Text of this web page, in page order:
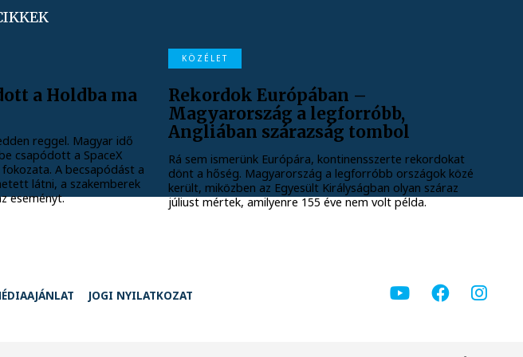
a Holdba ma
reggel. Magyar idő
csapódott a SpaceX
A becsapódást a
látni, a szakemberek
eseményt.
KÖZÉLET
Rekordok Európában –
Magyarország a legforróbb,
Angliában szárazság tombol
Rá sem ismerünk Európára, kontinensszerte rekordokat
dönt a hőség. Magyarország a legforróbb országok közé
került, miközben az Egyesült Királyságban olyan száraz
júliust mértek, amilyenre 155 éve nem volt példa.
JOGI NYILATKOZAT